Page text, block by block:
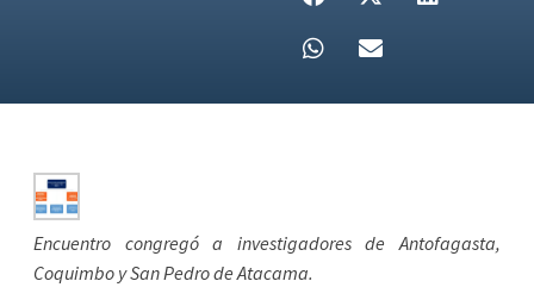
Encuentro congregó a investigadores de Antofagasta,
Coquimbo y San Pedro de Atacama.